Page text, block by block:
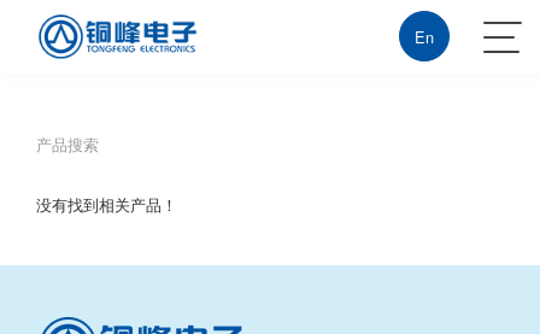
沙巴体育
En
产品搜索
没有找到相关产品！